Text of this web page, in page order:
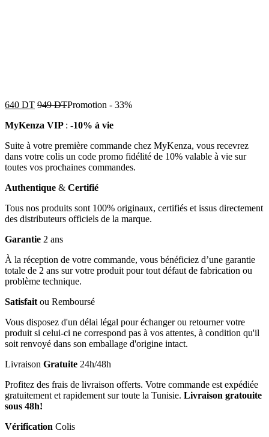
640 DT 949DTPromotion - 33%
MyKenza VIP : -10% à vie
Suite à votre première commande chez MyKenza, vous recevrez
dans votre colis un code promo fidélité de 10% valable à vie sur
toutes vos prochaines commandes.
Authentique & Certifié
Tous nos produits sont 100% originaux, certifiés et issus directement
des distributeurs officiels de la marque.
Garantie 2 ans
À la réception de votre commande, vous bénéficiez d’une garantie
totale de 2 ans sur votre produit pour tout défaut de fabrication ou
problème technique.
Satisfait ou Remboursé
Vous disposez d'un délai légal pour échanger ou retourner votre
produit si celui-ci ne correspond pas à vos attentes, à condition qu'il
soit renvoyé dans son emballage d'origine intact.
Livraison Gratuite 24h/48h
Profitez des frais de livraison offerts. Votre commande est expédiée
gratuitement et rapidement sur toute la Tunisie. Livraison gratouite
sous 48h!
Vérification Colis